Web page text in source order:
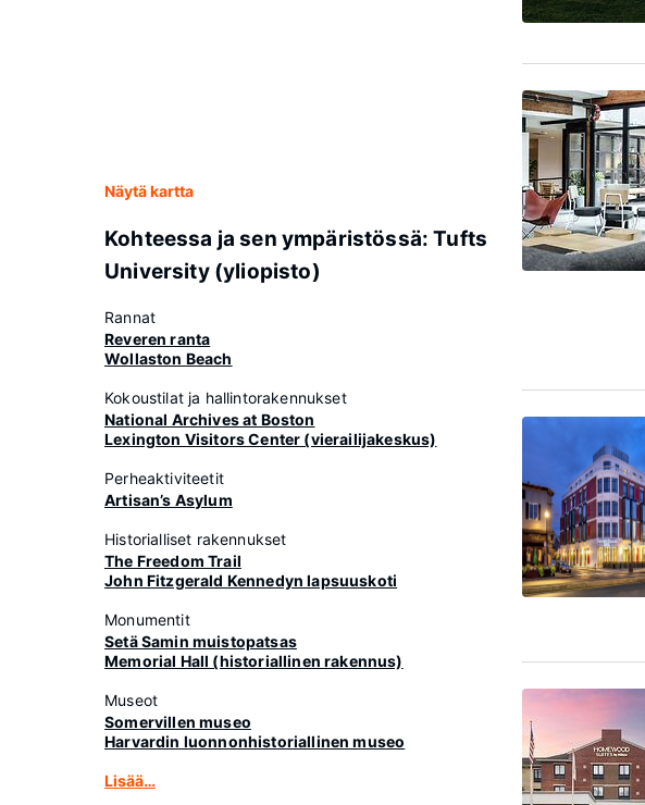
Näytä kartta
Kohteessa ja sen ympäristössä: Tufts
University (yliopisto)
Rannat
Reveren ranta
Wollaston Beach
Kokoustilat ja hallintorakennukset
National Archives at Boston
Lexington Visitors Center (vierailijakeskus)
Perheaktiviteetit
Artisan’s Asylum
Historialliset rakennukset
The Freedom Trail
John Fitzgerald Kennedyn lapsuuskoti
Monumentit
Setä Samin muistopatsas
Memorial Hall (historiallinen rakennus)
Museot
Somervillen museo
Harvardin luonnonhistoriallinen museo
Lisää…